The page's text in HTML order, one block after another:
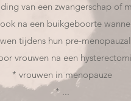
van een zwangerschap of
na een buikgeboorte
tijdens hun pre-
vrouwen na een
* vrouwen in menopauze
* ...